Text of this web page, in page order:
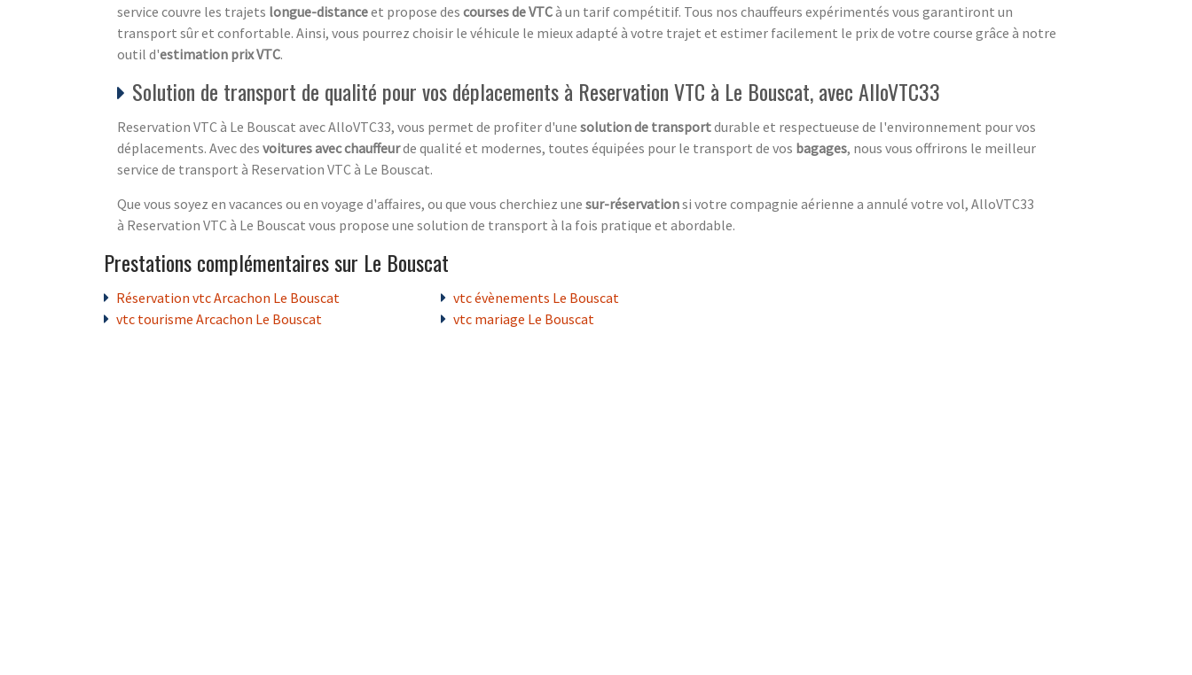
service couvre les trajets longue-distanceet propose des courses de VTCà un tarif compétitif. Tous nos chauffeurs expérimentés vous garantiront un
transport sûr et confortable. Ainsi, vous pourrez choisir le véhicule le mieux adapté à votre trajet et estimer facilement le prix de votre course grâce à notre
outil d'estimation prix VTC.
Solution de transport de qualité pour vos déplacements à Reservation VTC à Le Bouscat, avec AlloVTC33
Reservation VTC à Le Bouscat avec AlloVTC33, vous permet de profiter d'une solution de transportdurable et respectueuse de l'environnement pour vos
déplacements. Avec des voitures avec chauffeurde qualité et modernes, toutes équipées pour le transport de vos bagages, nous vous offrirons le meilleur
service de transport à Reservation VTC à Le Bouscat.
Que vous soyez en vacances ou en voyage d'affaires, ou que vous cherchiez une sur-réservationsi votre compagnie aérienne a annulé votre vol, AlloVTC33
à Reservation VTC à Le Bouscat vous propose une solution de transport à la fois pratique et abordable.
Prestations complémentaires sur Le Bouscat
Réservation vtc Arcachon Le Bouscat
vtc tourisme Arcachon Le Bouscat
vtc évènements Le Bouscat
vtc mariage Le Bouscat